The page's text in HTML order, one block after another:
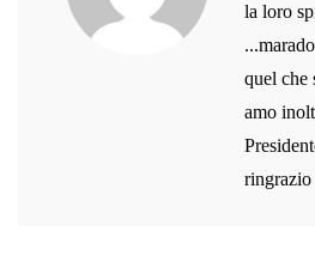
la loro
quel che
amo
ringrazio